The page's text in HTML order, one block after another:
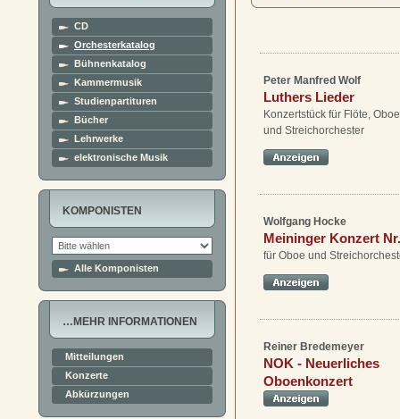
CD
Orchesterkatalog
Bühnenkatalog
Kammermusik
Studienpartituren
Bücher
Lehrwerke
elektronische Musik
KOMPONISTEN
Alle Komponisten
…MEHR INFORMATIONEN
Mitteilungen
Konzerte
Abkürzungen
Peter Manfred Wolf
Luthers Lieder
Konzertstück für Flöte,
und Streichorchester
Wolfgang Hocke
Meininger Konzert
für Oboe und
Reiner Bredemeyer
NOK - Neuerliches
Oboenkonzert